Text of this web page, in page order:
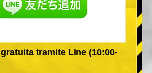
tramite Line (10:00-